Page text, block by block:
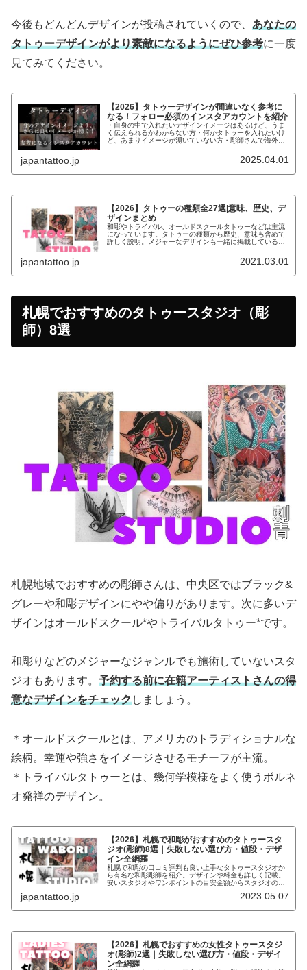
今後もどんどんデザインが投稿されていくので、 あなたの
タトゥーデザインがより素敵になるようにぜひ参考に一度
見てみてください。
【2026】タトゥーデザインが間違いなく参考に
なる！フォロー必須のインスタアカウントを紹介
・自身の中で入れたいデザインイメージはあるけど、うま
く伝えられるかわからない方・何かタトゥーを入れたいけ
ど、あまりイメージが湧いていない方・彫師さんで海外の
japantattoo.jp 2025.04.01
【2026】タトゥーの種類全27選|意味、歴史、デ
ザインまとめ
和彫やトライバル、オールドスクールタトゥーなどは主流
になっています。タトゥーの種類から歴史、意味も含めて
詳しく説明。メジャーなデザインも一緒に掲載しているの
japantattoo.jp 2021.03.01
札幌でおすすめのタトゥースタジオ（彫
師）8選
札幌地域でおすすめの彫師さんは、中央区ではブラック&
グレーや和彫デザインにやや偏りがあります。次に多いデ
ザインはオールドスクール*やトライバルタトゥー*です。
和彫りなどのメジャーなジャンルでも施術していないスタ
ジオもあります。 予約する前に在籍アーティストさんの得
意なデザインをチェックしましょう。
＊オールドスクールとは、アメリカのトラディショナルな
絵柄。幸運や強さをイメージさせるモチーフが主流。
＊トライバルタトゥーとは、幾何学模様をよく使うボルネ
オ発祥のデザイン。
【2026】札幌で和彫がおすすめのタトゥースタ
ジオ(彫師)8選｜失敗しない選び方・値段・デザ
イン全網羅
札幌で和彫の口コミ評判も良い上手なタトゥースタジオか
ら有名な和彫彫師を紹介。デザインや料金も詳しく記載。
安いスタジオやワンポイントの目安金額からスタジオの特
のお店が見つかります。和彫が初心者の悩みを解決する情
japantattoo.jp 2023.05.07
【2026】札幌でおすすめの女性タトゥースタジ
オ(彫師)2選｜失敗しない選び方・値段・デザイ
ン全網羅